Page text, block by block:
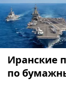
Иранские
по